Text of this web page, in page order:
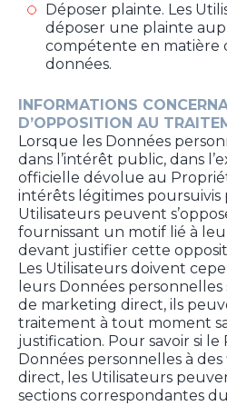
Déposer plainte. Les
déposer une plainte
compétente en matière
données.
INFORMATIONS
D’OPPOSITION AU
Lorsque les Données
dans l’intérêt public, dans
officielle dévolue au
intérêts légitimes poursuivis
Utilisateurs peuvent
fournissant un motif lié à
devant justifier cette
Les Utilisateurs doivent
leurs Données
de marketing direct, ils
traitement à tout moment
justification. Pour savoir si
Données personnelles à
direct, les Utilisateurs
sections correspondantes